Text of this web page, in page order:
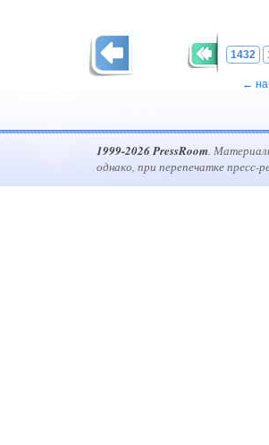
1432
← на
1999-2026 PressRoom.
однако, при перепечатке пресс-